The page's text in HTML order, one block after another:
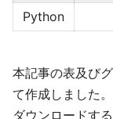
Python
本記事の表及び
て作成しました
ダウンロードす